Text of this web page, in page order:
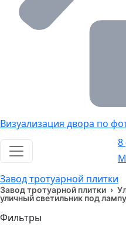
Визуализация двора по
Toggle navigation
8
Завод тротуарной плитки
Завод тротуарной плитки ›
уличный светильник под
Фильтры